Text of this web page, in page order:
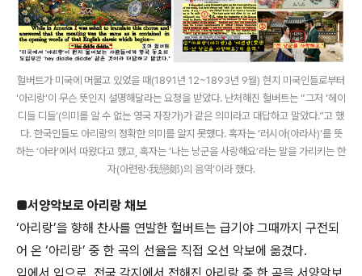
헐버트가 미국에 머물고 있었을 때(1891년 12~1893년 9월) 현지 미국인들로부터
'아리랑'이 무슨 뜻인지 설명해달라는 요청을 받았다. 난처해진 헐버트는 “그저 ‘헤이
디들 디들’(의미를 알 수 없는 영국 자장가)가 같은 의미라고 대답하고 말았다.”고 했
다. 한국인들도 아리랑의 정확한 의미를 알지 못했다. 혹자는 ‘러시아(아라사)’를 뜻
하는 ‘아라’에서 따왔다고 했고, 혹자는 ‘나는 낭군을 사랑해요’라는 말을 가리키는 한
자(아련랑·我戀郞)의 음역’이라 했다.
■서양악보로 아리랑 채보
‘아리랑’을 향해 찬사를 연발한 헐버트는 급기야 그때까지 구전되
어 온 ‘아리랑’ 중 한 곡의 선율을 직접 오선 악보에 옮겼다.